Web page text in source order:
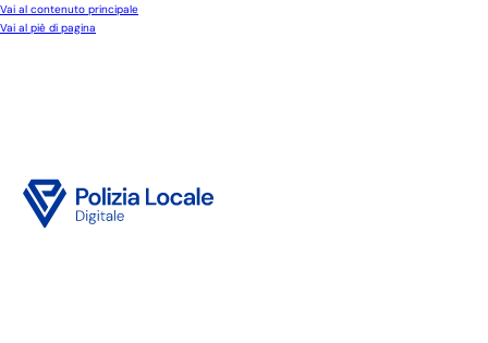
Vai al contenuto principale
Vai al piè di pagina